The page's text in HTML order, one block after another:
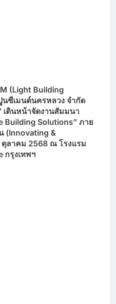
(Light Building
ซีเมนต์นครหลวง จำกัด
ดินหน้าจัดงานสัมมนา
Building Solutions” ภาย
(Innovating &
ตุลาคม 2568 ณ โรงแรม
กรุงเทพฯ